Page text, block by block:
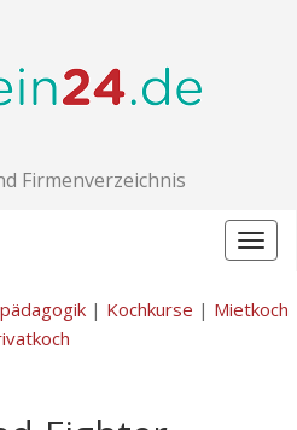
Firmenverzeichnis
| Kochkurse | Mietkoch